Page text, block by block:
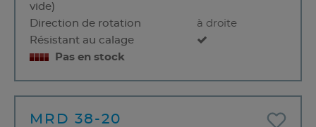
vide)
Direction de rotation
à droite
Résistant au calage
Pas en stock
MRD 38-20